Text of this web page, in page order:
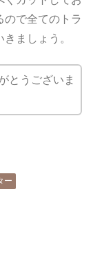
ので全てのトラ
ましょう。
とうございま
ー